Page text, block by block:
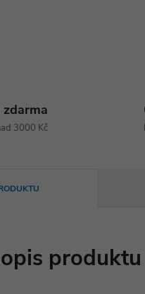
3000 Kč
produktu